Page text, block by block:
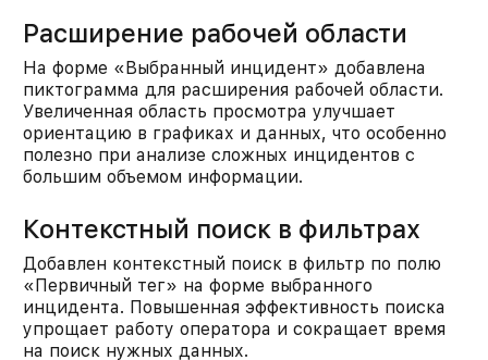
Расширение рабочей области
На форме «Выбранный инцидент» добавлена
пиктограмма для расширения рабочей области.
Увеличенная область просмотра улучшает
ориентацию в графиках и данных, что особенно
полезно при анализе сложных инцидентов с
большим объемом информации.​
Контекстный поиск в фильтрах
Добавлен контекстный поиск в фильтр по полю
«Первичный тег» на форме выбранного
инцидента. Повышенная эффективность поиска
упрощает работу оператора и сокращает время
на поиск нужных данных.​